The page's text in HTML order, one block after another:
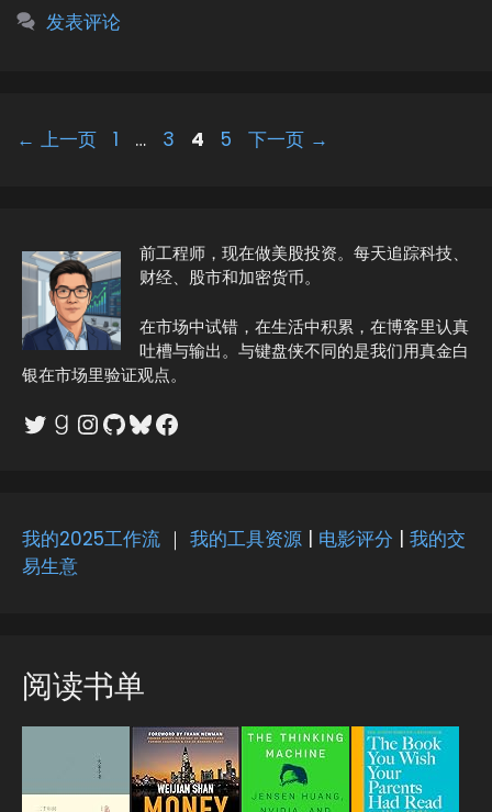
类
发表评论
← 上一页
页1 …
页
3
页
4
页
5 下一页 →
前工程师，现在做美股投资。每天追踪科技、
财经、股市和加密货币。
在市场中试错，在生活中积累，在博客里认真
吐槽与输出。与键盘侠不同的是我们用真金白
银在市场里验证观点。
Twitter
Goodreads
Instagram
GitHub
Bluesky
Facebook
我的2025工作流 ｜ 我的工具资源 | 电影评分 | 我的交
易生意
阅读书单